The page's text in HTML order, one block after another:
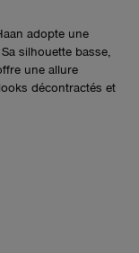
adopte une
silhouette basse,
une allure
décontractés et